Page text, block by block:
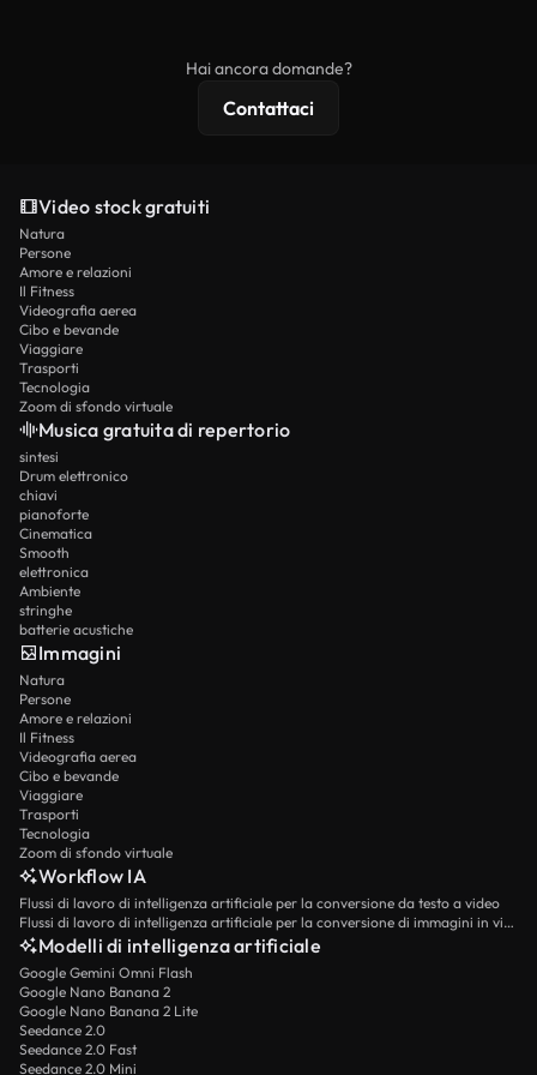
Hai ancora domande?
Contattaci
Video stock gratuiti
Natura
Persone
Amore e relazioni
Il Fitness
Videografia aerea
Cibo e bevande
Viaggiare
Trasporti
Tecnologia
Zoom di sfondo virtuale
Musica gratuita di repertorio
sintesi
Drum elettronico
chiavi
pianoforte
Cinematica
Smooth
elettronica
Ambiente
stringhe
batterie acustiche
Immagini
Natura
Persone
Amore e relazioni
Il Fitness
Videografia aerea
Cibo e bevande
Viaggiare
Trasporti
Tecnologia
Zoom di sfondo virtuale
Workflow IA
Flussi di lavoro di intelligenza artificiale per la conversione da testo a video
Flussi di lavoro di intelligenza artificiale per la conversione di immagini in video
Modelli di intelligenza artificiale
Google Gemini Omni Flash
Google Nano Banana 2
Google Nano Banana 2 Lite
Seedance 2.0
Seedance 2.0 Fast
Seedance 2.0 Mini